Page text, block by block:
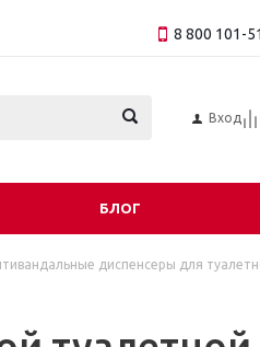
8 800 101-
Вход
БЛОГ
диспенсеры для